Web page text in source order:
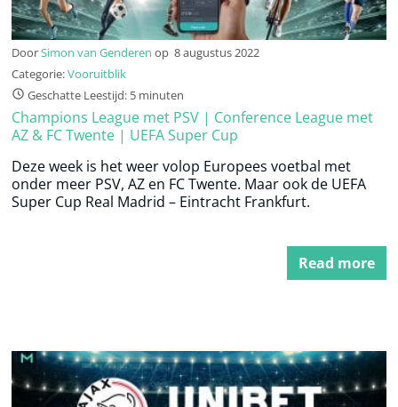
DoorSimon van Genderen op 8 augustus 2022
Categorie:Vooruitblik
Geschatte Leestijd: 5 minuten
Champions League met PSV | Conference League met
AZ & FC Twente | UEFA Super Cup
Deze week is het weer volop Europees voetbal met
onder meer PSV, AZ en FC Twente. Maar ook de UEFA
Super Cup Real Madrid – Eintracht Frankfurt.
Read more